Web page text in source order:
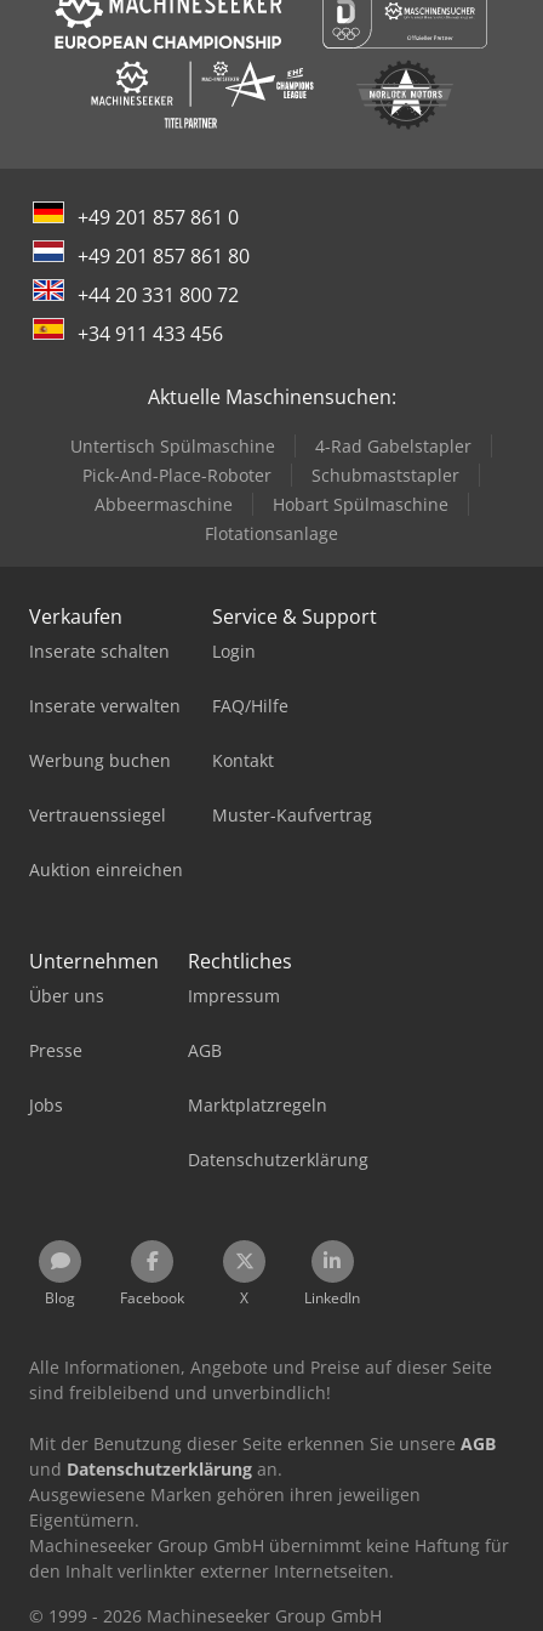
+49 201 857 861 0
+49 201 857 861 80
+44 20 331 800 72
+34 911 433 456
Aktuelle Maschinensuchen:
Untertisch Spülmaschine
4-Rad Gabelstapler
Pick-And-Place-Roboter
Schubmaststapler
Abbeermaschine
Hobart Spülmaschine
Flotationsanlage
Verkaufen
Inserate schalten
Inserate verwalten
Werbung buchen
Vertrauenssiegel
Auktion einreichen
Service & Support
Login
FAQ/Hilfe
Kontakt
Muster-Kaufvertrag
Unternehmen
Über uns
Presse
Jobs
Rechtliches
Impressum
AGB
Marktplatzregeln
Datenschutzerklärung
Blog Facebook X LinkedIn
Alle Informationen, Angebote und Preise auf dieser Seite
sind freibleibend und unverbindlich!
Mit der Benutzung dieser Seite erkennen Sie unsere AGB
und Datenschutzerklärung an.
Ausgewiesene Marken gehören ihren jeweiligen
Eigentümern.
Machineseeker Group GmbH übernimmt keine Haftung für
den Inhalt verlinkter externer Internetseiten.
© 1999 - 2026 Machineseeker Group GmbH